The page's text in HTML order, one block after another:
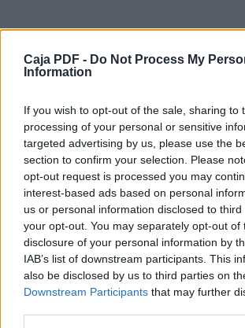
Caja PDF - Do Not Process My
Information
If you wish to opt-out of the sale, sharing to
processing of your personal or sensitive
targeted advertising by us, please use the
section to confirm your selection. Please
opt-out request is processed you may
interest-based ads based on personal
us or personal information disclosed to
your opt-out. You may separately opt-out of
disclosure of your personal information by
IAB’s list of downstream participants. This
also be disclosed by us to third parties on
Downstream Participants that may further
√ Mantiene el vacío a pesar de las
de presión de aire.
√ Tiempo de respuesta rápida.
√ Fácil mantenimiento.
√ Mejora del clásico generador de
la última
tecnología de cartucho.
√
Fácil selección y mantenimiento de
de vacío VMECA.
Filtro cartucho
Bolsa de filtro
Descargar el documento
CONVEYOR_ESP.pdf (PDF, 2.1 MB)